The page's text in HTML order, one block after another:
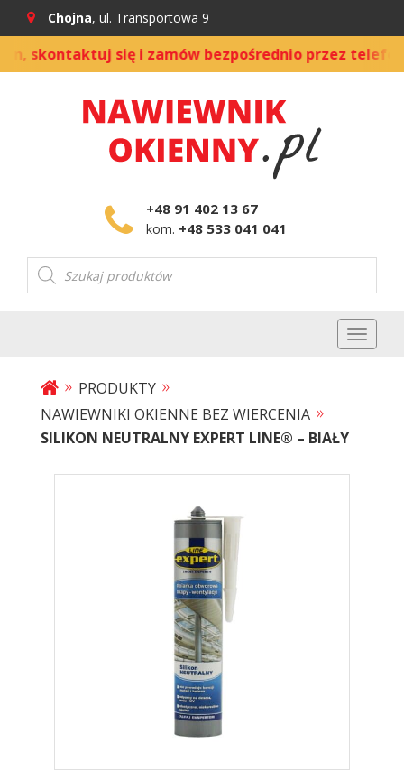
Chojna, ul. Transportowa 9
się i zamów bezpośrednio przez telefon |
+48 91 402 13 67
kom. +48 533 041 041
Wyszukiwarka
produktów
Toggle
» PRODUKTY »
NAWIEWNIKI OKIENNE BEZ WIERCENIA »
SILIKON NEUTRALNY EXPERT LINE® – BIAŁY